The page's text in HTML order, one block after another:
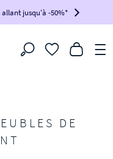
!
BIKINI100
page-
jusqu'à -50%*
Filtrer
DE